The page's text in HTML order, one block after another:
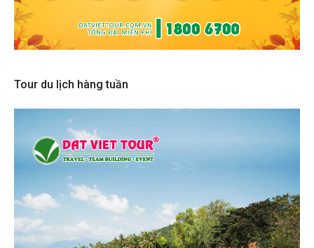
Tour du lịch hàng tuần